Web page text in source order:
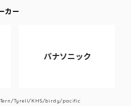
カー
パナソニック
Tern/Tyrell/KHS/birdy/pacific